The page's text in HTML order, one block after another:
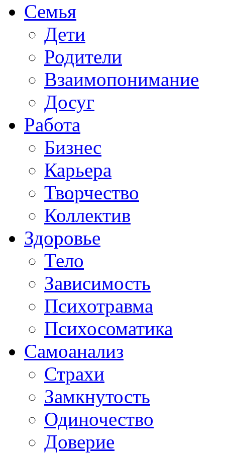
Семья
Дети
Родители
Взаимопонимание
Досуг
Работа
Бизнес
Карьера
Творчество
Коллектив
Здоровье
Тело
Зависимость
Психотравма
Психосоматика
Самоанализ
Страхи
Замкнутость
Одиночество
Доверие